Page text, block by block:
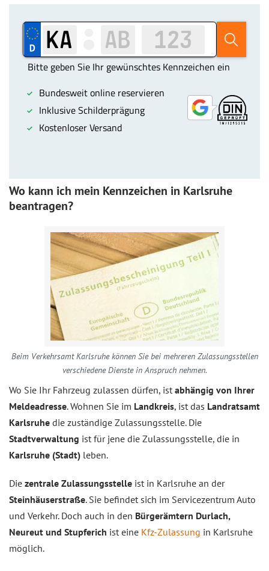
Wo kann ich mein Kennzeichen in Karlsruhe
beantragen?
Beim Verkehrsamt Karlsruhe können Sie bei mehreren Zulassungsstellen
verschiedene Dienste in Anspruch nehmen.
Wo Sie Ihr Fahrzeug zulassen dürfen, ist abhängig von Ihrer
Meldeadresse. Wohnen Sie im Landkreis, ist das Landratsamt
Karlsruhe die zuständige Zulassungsstelle. Die
Stadtverwaltung ist für jene die Zulassungsstelle, die in
Karlsruhe (Stadt) leben.
Die zentrale Zulassungsstelle ist in Karlsruhe an der
Steinhäuserstraße. Sie befindet sich im Servicezentrum Auto
und Verkehr. Doch auch in den Bürgerämtern Durlach,
Neureut und Stupferich ist eine Kfz-Zulassung in Karlsruhe
möglich.